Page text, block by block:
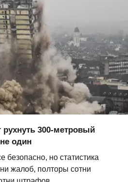
300-метровый
один
безопасно, но статистика
жалоб, полторы сотни